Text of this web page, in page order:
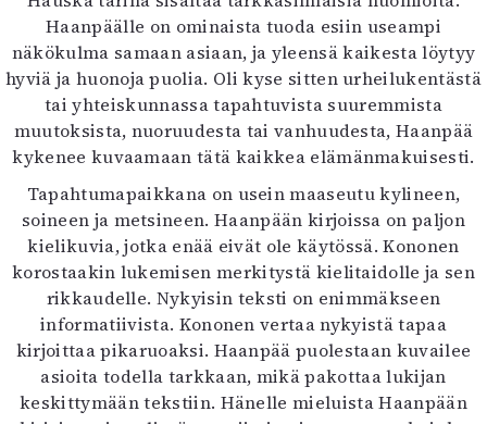
Haanpäälle on ominaista tuoda esiin useampi
näkökulma samaan asiaan, ja yleensä kaikesta löytyy
hyviä ja huonoja puolia. Oli kyse sitten urheilukentästä
tai yhteiskunnassa tapahtuvista suuremmista
muutoksista, nuoruudesta tai vanhuudesta, Haanpää
kykenee kuvaamaan tätä kaikkea elämänmakuisesti.
Tapahtumapaikkana on usein maaseutu kylineen,
soineen ja metsineen. Haanpään kirjoissa on paljon
kielikuvia, jotka enää eivät ole käytössä. Kononen
korostaakin lukemisen merkitystä kielitaidolle ja sen
rikkaudelle. Nykyisin teksti on enimmäkseen
informatiivista. Kononen vertaa nykyistä tapaa
kirjoittaa pikaruoaksi. Haanpää puolestaan kuvailee
asioita todella tarkkaan, mikä pakottaa lukijan
keskittymään tekstiin. Hänelle mieluista Haanpään